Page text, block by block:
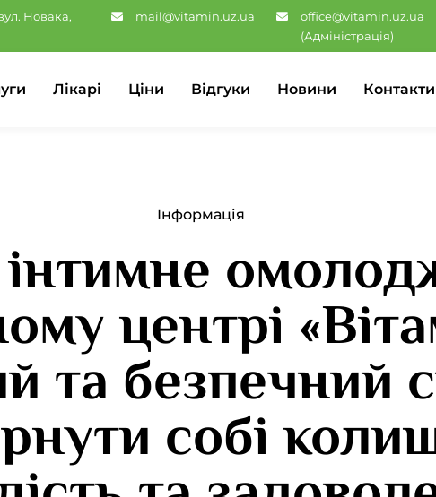
Новака,
mail@vitamin.uz.ua
office@vitamin.uz.ua
(Адміністрація)
Лікарі Ціни Відгуки Новини Контакти
Інформація
центрі
та безпечний
собі